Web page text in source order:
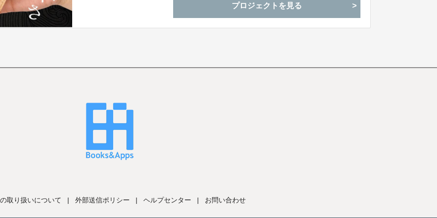
プロジェクトを見る
取り扱いについて | 外部送信ポリシー | ヘルプセンター | お問い合わせ